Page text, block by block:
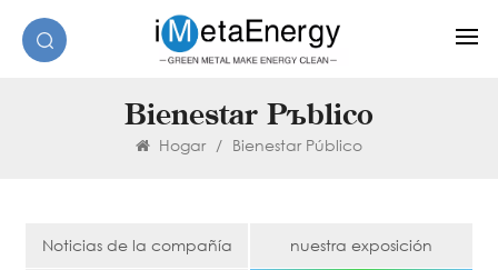
Bienestar Público
Hogar / Bienestar Público
Noticias de la compañía nuestra exposición